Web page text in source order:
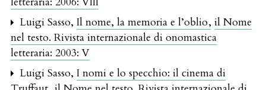
Luigi Sasso, Il nome, la memoria e l’oblio, il Nome
nel testo. Rivista internazionale di onomastica
letteraria: 2003: V
Luigi Sasso, I nomi e lo specchio: il cinema di